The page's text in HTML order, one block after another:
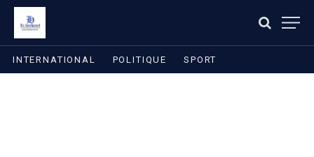
INTERNATIONAL POLITIQUE SPORT